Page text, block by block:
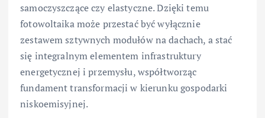
samoczyszczące czy elastyczne. Dzięki temu
fotowoltaika może przestać być wyłącznie
zestawem sztywnych modułów na dachach, a stać
się integralnym elementem infrastruktury
energetycznej i przemysłu, współtworząc
fundament transformacji w kierunku gospodarki
niskoemisyjnej.